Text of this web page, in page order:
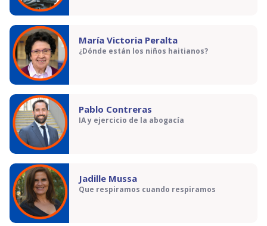
María Victoria Peralta
¿Dónde están los niños haitianos?
Pablo Contreras
IA y ejercicio de la abogacía
Jadille Mussa
Que respiramos cuando respiramos